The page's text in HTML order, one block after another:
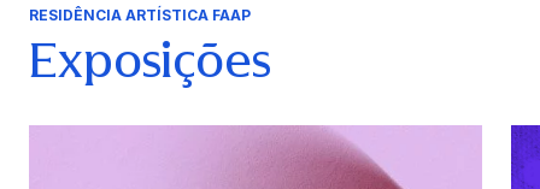
RESIDÊNCIA ARTÍSTICA FAAP
Exposições